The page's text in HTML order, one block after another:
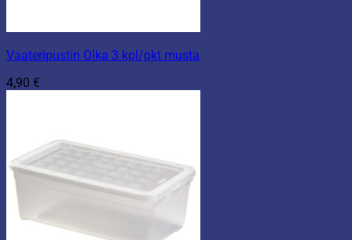
Vaateripustin Olka 3 kpl/pkt musta
4,90 €